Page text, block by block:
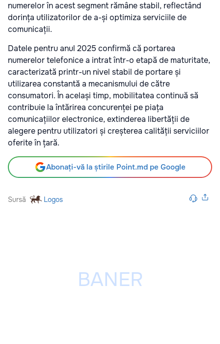
numerelor în acest segment rămâne stabil, reflectând
dorința utilizatorilor de a-și optimiza serviciile de
comunicații.
Datele pentru anul 2025 confirmă că portarea
numerelor telefonice a intrat într-o etapă de maturitate,
caracterizată printr-un nivel stabil de portare și
utilizarea constantă a mecanismului de către
consumatori. În același timp, mobilitatea continuă să
contribuie la întărirea concurenței pe piața
comunicațiilor electronice, extinderea libertății de
alegere pentru utilizatori și creșterea calității serviciilor
oferite în țară.
Abonați-vă la știrile Point.md pe Google
Sursă Logos